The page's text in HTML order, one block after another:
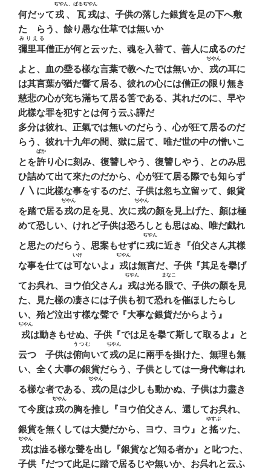
何だッて戎、瓦戎
ぢやん、ばるぢやん
は、子供の落した銀貨を足の下へ敷
たゞらう、餘り愚な仕草では無いか
彌里耳
みりえる
僧正が何と云ッた、魂を入替て、善人に成るのだ
よと、血の埀る樣な言葉で教へたでは無いか、 戎
ぢやん
の耳に
は其言葉が猶だ響て居る、彼れの心には僧正の限り無き
慈悲の心が充ち滿ちて居る筈である、其れだのに、早や
此樣な罪を犯すとは何う云ふ譯だ
多分は彼れ、正氣では無いのだらう、心が狂て居るのだ
らう、彼れ十九年の間、獄に居て、唯だ世の中の憎いこ
とを許
ばか
り心に刻み、復讐しやう、復讐しやう、とのみ思
ひ詰めて出て來たのだから、心が狂て居る際でも知らず
〳〵に此樣な事をするのだ、子供は忽ち立留ッて、銀貨
を踏で居る戎
ぢやん
の足を見、次に戎
ぢやん
の顏を見上げた、顏は極
めて恐しい、けれど子供は恐ろしとも思はぬ、唯だ戯れ
と思たのだらう、思案もせずに戎
ぢやん
に近き『伯父さん其樣
な事を仕ては可
いけ
ないよ』 戎
ぢやん
は無言だ、子供『其足を擧げ
てお呉れ、ヨウ伯父さん』 戎
ぢやん
は光る眼
まなこ
で、子供の顏を見
た、見た樣の凄さには子供も初て恐れを催ほしたらし
い、殆ど泣出す樣な聲で『大事な銀貨だからよう』
戎
ぢやん
は動きもせぬ、子供『では足を擧て斯して取るよ』と
云つゝ子供は俯向
うつむ
いて戎
ぢやん
の足に兩手を掛けた、無理も無
い、全く大事の銀貨だらう、子供としては一身代奪はれ
る樣な者である、 戎
ぢやん
の足は少しも動かぬ、子供は力盡き
て今度は戎
ぢやん
の胸を推し『ヨウ伯父さん、還してお呉れ、
銀貨を無くしては大變だから、ヨウ、ヨウ』と搖
ゆすぶ
ッた、
戎
ぢやん
は澁る樣な聲を出し『銀貨など知る者か』と叱つた、
子供『だつて此足に踏で居るじや無いか、お呉れと云ふ